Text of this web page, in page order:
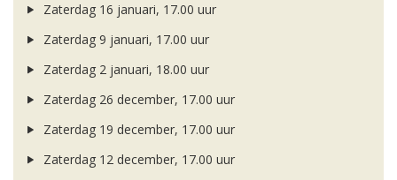
Zaterdag 16 januari, 17.00 uur
Zaterdag 9 januari, 17.00 uur
Zaterdag 2 januari, 18.00 uur
Zaterdag 26 december, 17.00 uur
Zaterdag 19 december, 17.00 uur
Zaterdag 12 december, 17.00 uur